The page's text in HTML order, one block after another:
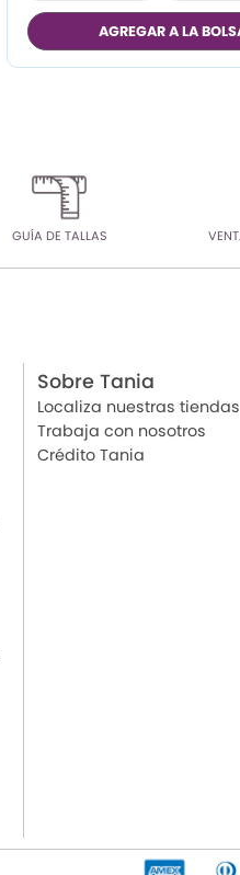
M
L
AGREGAR A LA
GUÍA DE TALLAS
Sobre Tania
Localiza nuestras tiendas
Trabaja con nosotros
Crédito Tania